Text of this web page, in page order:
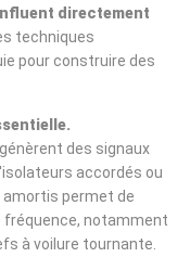
directement
techniques
pour construire des
des signaux
accordés ou
permet de
fréquence, notamment
à voilure tournante.